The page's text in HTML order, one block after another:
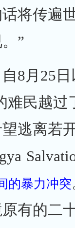
将传遍
”
8月25
难民越过
逃离若
的暴力冲突
有的二